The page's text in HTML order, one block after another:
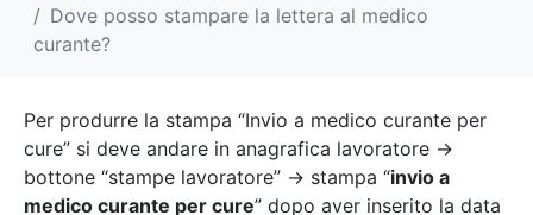
Dove posso stampare la lettera al medico
curante?
Per produrre la stampa “Invio a medico curante per
cure” si deve andare in anagrafica lavoratore ->
bottone “stampe lavoratore” -> stampa “invio a
medico curante per cure” dopo aver inserito la data